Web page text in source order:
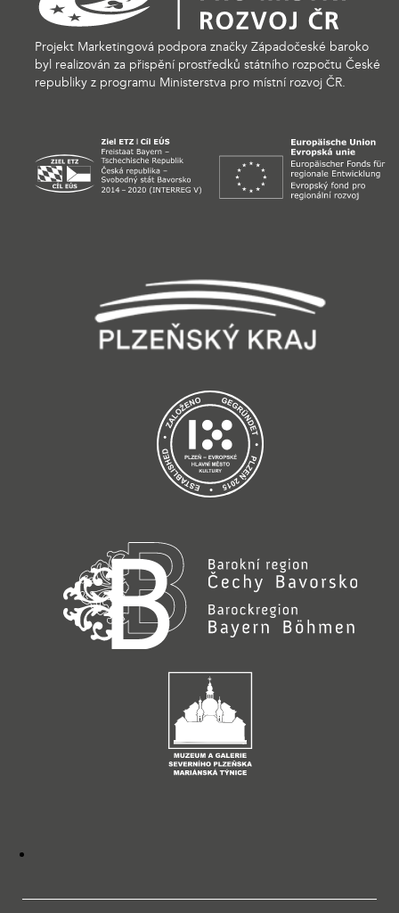
Projekt Marketingová podpora značky Západočeské baroko
byl realizován za přispění prostředků státního rozpočtu České
republiky z programu Ministerstva pro místní rozvoj ČR.